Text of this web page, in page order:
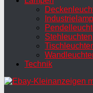
Stehleuchten
Technik